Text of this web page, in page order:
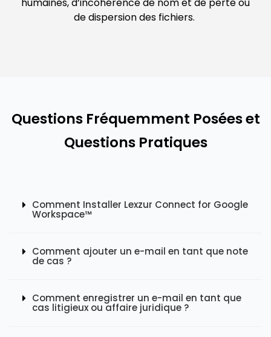
de dispersion des fichiers.
Questions Fréquemment Posées et
Questions Pratiques
Comment Installer Lexzur Connect for Google
Workspace™
Comment ajouter un e-mail en tant que note
de cas ?
Comment enregistrer un e-mail en tant que
cas litigieux ou affaire juridique ?